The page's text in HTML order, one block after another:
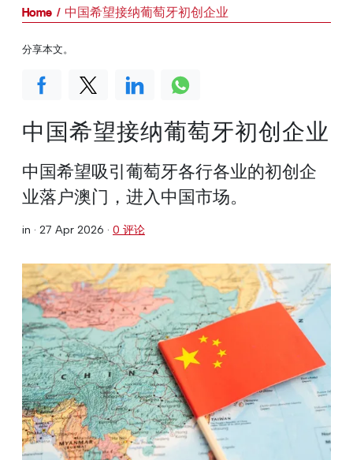
Home 中国希望接纳葡萄牙初创企业
中国希望接纳葡萄牙初创企业
中国希望吸引葡萄牙各行各业的初创企
业落户澳门，进入中国市场。
in · 27 Apr 2026 · 0 评论
分享本文。